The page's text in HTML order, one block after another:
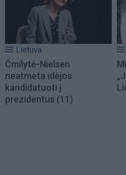
Lietuva
Čmilytė-Nielsen
neatmeta idėjos
kandidatuoti į
prezidentus (11)